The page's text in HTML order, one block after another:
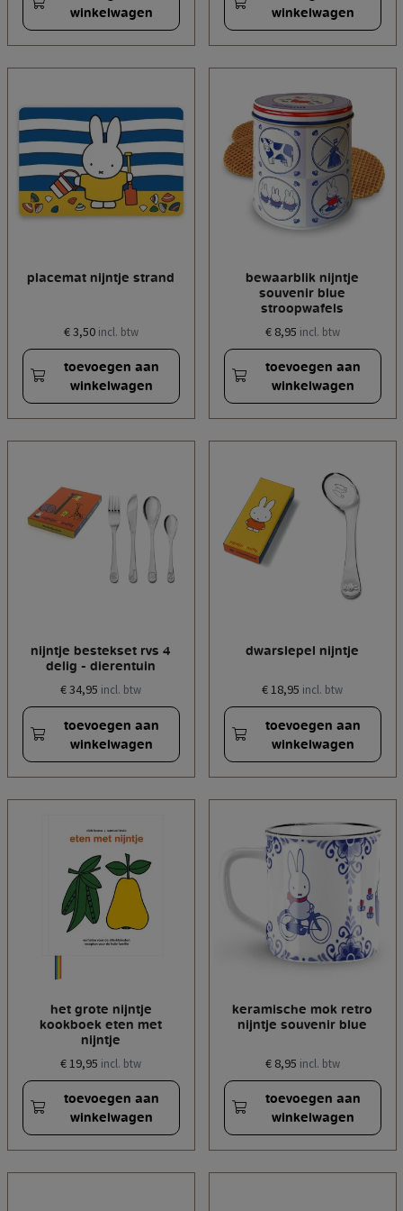
winkelwagen
winkelwagen
placemat nijntje strand
€ 3,50 incl. btw
toevoegen aan
winkelwagen
bewaarblik nijntje
souvenir blue
stroopwafels
€ 8,95 incl. btw
toevoegen aan
winkelwagen
nijntje bestekset rvs 4
delig - dierentuin
€ 34,95 incl. btw
toevoegen aan
winkelwagen
dwarslepel nijntje
€ 18,95 incl. btw
toevoegen aan
winkelwagen
het grote nijntje
kookboek eten met
nijntje
€ 19,95 incl. btw
toevoegen aan
winkelwagen
keramische mok retro
nijntje souvenir blue
€ 8,95 incl. btw
toevoegen aan
winkelwagen